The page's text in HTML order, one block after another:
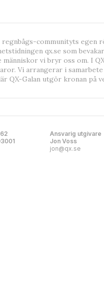
regnbågs-communityts egen
qx.se som
vi bryr oss om. I
Vi arrangerar i samarbete
QX-Galan utgör kronan på
Ansvarig utgivare
Jon Voss
jon@qx.se